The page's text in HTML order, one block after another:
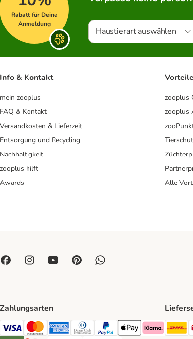
Rabatt für Deine
Anmeldung
Haustierart auswählen
Info & Kontakt
mein zooplus
FAQ & Kontakt
Versandkosten & Lieferzeit
Entsorgung und Recycling
Nachhaltigkeit
zooplus hilft
Awards
Vorteile
zooplus
zooplus
Alle
Zahlungsarten
Visa Payment Method
Mastercard Payment Method
American Express Payment Method
Diners Club Payment Method
PayPal Payment Method
Apple Pay Payment
Klarna Payment